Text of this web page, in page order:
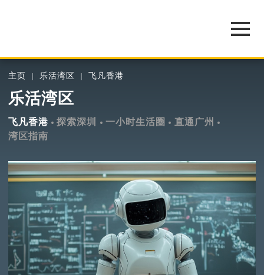
主页 乐活湾区 飞凡香港
乐活湾区
飞凡香港 探索深圳 一小时生活圈
直通广州
湾区指南